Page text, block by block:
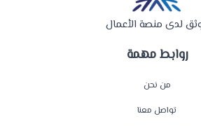
روابط مهمة
من نحن
تواصل معنا
لدى منصة الأعمال